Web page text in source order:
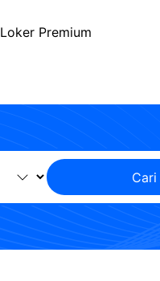
Loker Premium
Cari